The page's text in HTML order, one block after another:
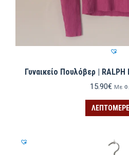
Γυναικείο Πουλόβερ |
15.90€ Με